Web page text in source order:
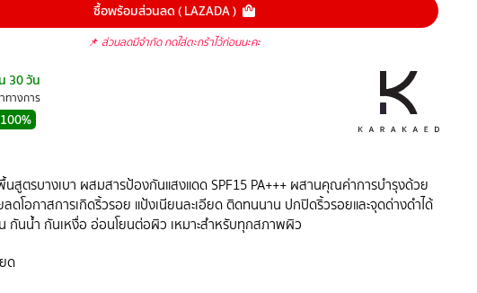
ซื้อพร้อมส่วนลด ( LAZADA )
📌 ส่วนลดมีจำกัด กดใส่ตะกร้าไว้ก่อนนะคะ
30 วัน
ทางการ
สูตรบางเบา ผสมสารป้องกันแสงแดด SPF15 PA+++ ผสานคุณค่าการบำรุงด้วย
ดโอกาสการเกิดริ้วรอย แป้งเนียนละเอียด ติดทนนาน ปกปิดริ้วรอยและจุดด่างดำได้
กันน้ำ กันเหงื่อ อ่อนโยนต่อผิว เหมาะสำหรับทุกสภาพผิว
ด